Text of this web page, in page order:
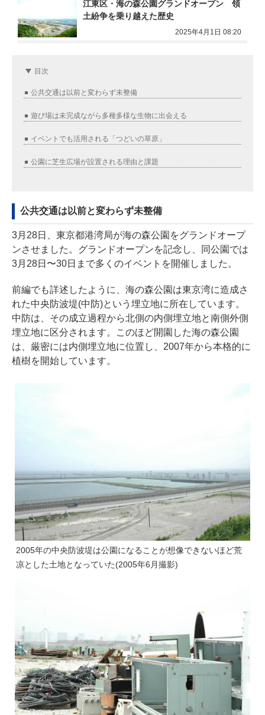
江東区・海の森公園グランドオープン　領
土紛争を乗り越えた歴史
2025年4月1日 08:20
目次
公共交通は以前と変わらず未整備
遊び場は未完成ながら多種多様な生物に出会える
イベントでも活用される「つどいの草原」
公園に芝生広場が設置される理由と課題
公共交通は以前と変わらず未整備
3月28日、東京都港湾局が海の森公園をグランドオープ
ンさせました。グランドオープンを記念し、同公園では
3月28日〜30日まで多くのイベントを開催しました。
前編でも詳述したように、海の森公園は東京湾に造成さ
れた中央防波堤(中防)という埋立地に所在しています。
中防は、その成立過程から北側の内側埋立地と南側外側
埋立地に区分されます。このほど開園した海の森公園
は、厳密には内側埋立地に位置し、2007年から本格的に
植樹を開始しています。
2005年の中央防波堤は公園になることが想像できないほど荒
凉とした土地となっていた(2005年6月撮影)